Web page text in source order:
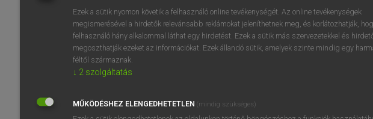
BELÉPÉS
próbaverziójának elindításához
regisztrálok ésbelépek.
REGISZTRÁCIÓ
Ezek a sütik nyomon követik a felhasználó online tevékenységét. Az online tevékenységek
megismerésével a hirdetők relevánsabb reklámokat jeleníthetnek meg, és korlátozhatják,
felhasználó hány alkalommal láthat egy hirdetést. Ezek a sütik más szervezetekkel és
megoszthatják ezeket az információkat. Ezek állandó sütik, amelyek szinte mindig egy
féltől származnak.
↓ 2 szolgáltatás
MŰKÖDÉSHEZ ELENGEDHETETLEN (mindig szükséges)